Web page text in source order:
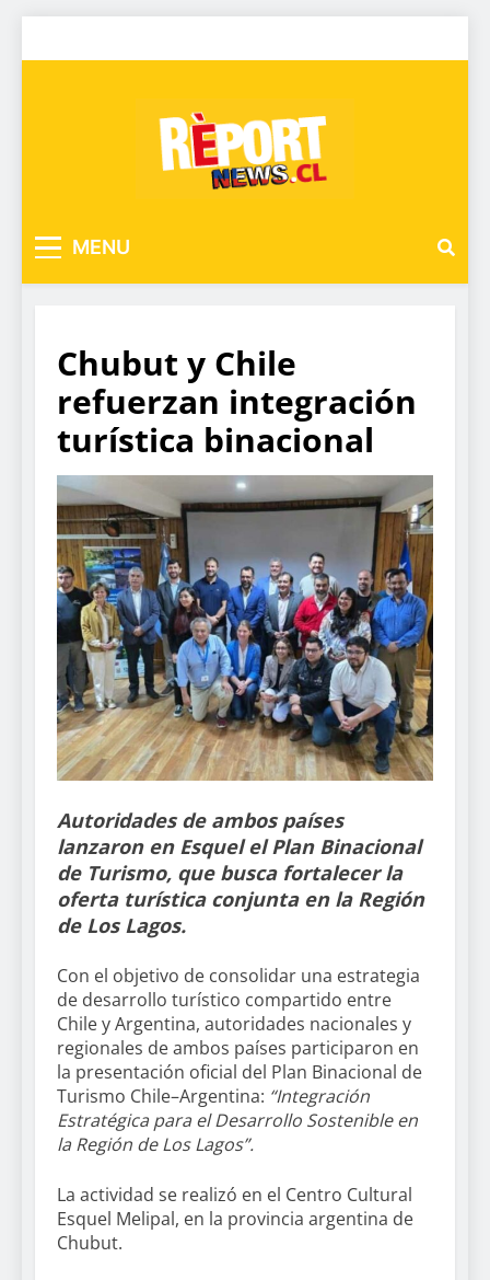
MENU
Chubut y Chile
refuerzan integración
turística binacional
Autoridades de ambos países
lanzaron en Esquel el Plan Binacional
de Turismo, que busca fortalecer la
oferta turística conjunta en la Región
de Los Lagos.
Con el objetivo de consolidar una estrategia
de desarrollo turístico compartido entre
Chile y Argentina, autoridades nacionales y
regionales de ambos países participaron en
la presentación oficial del Plan Binacional de
Turismo Chile–Argentina: “Integración
Estratégica para el Desarrollo Sostenible en
la Región de Los Lagos”.
La actividad se realizó en el Centro Cultural
Esquel Melipal, en la provincia argentina de
Chubut.